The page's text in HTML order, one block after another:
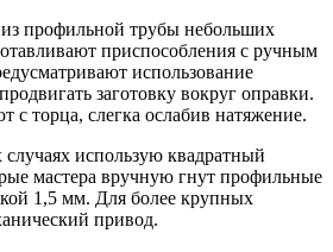
профильной трубы небольших
приспособления с ручным
использование
заготовку вокруг оправки.
с торца, слегка ослабив натяжение.
использую квадратный
мастера вручную гнут профильные
1,5 мм. Для более крупных
привод.